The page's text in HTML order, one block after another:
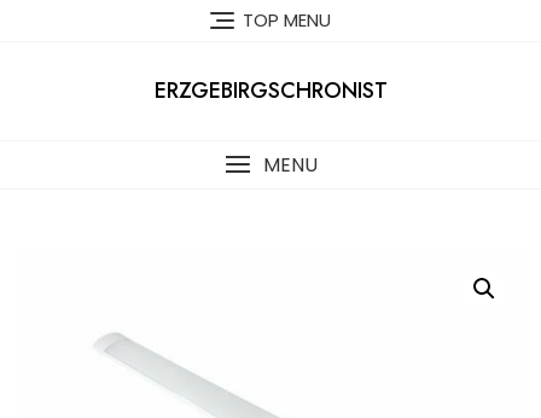
TOP MENU
ERZGEBIRGSCHRONIST
MENU